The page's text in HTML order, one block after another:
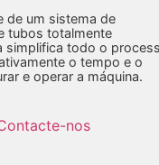
de um sistema de
tubos totalmente
simplifica todo o
o tempo e o
e operar a máquina.
nos